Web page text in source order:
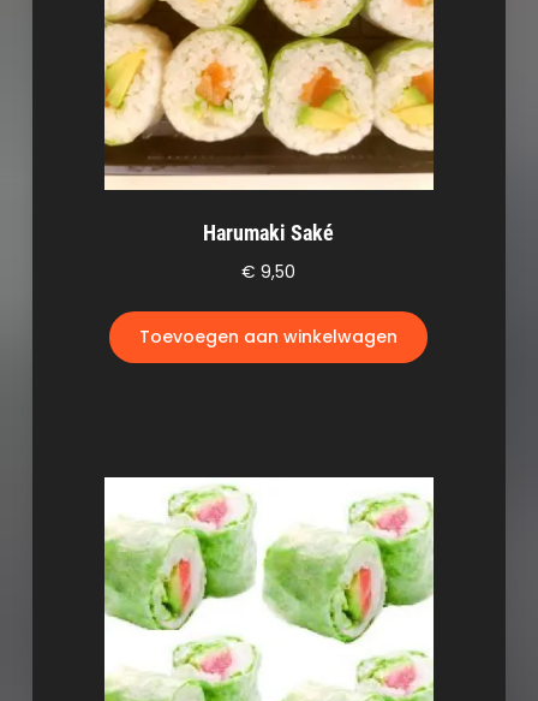
Harumaki Saké
€ 9,50
Toevoegen aan winkelwagen